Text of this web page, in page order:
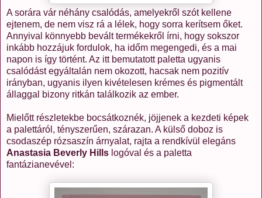
A sorára vár néhány csalódás, amelyekről szót kellene
ejtenem, de nem visz rá a lélek, hogy sorra kerítsem őket.
Annyival könnyebb bevált termékekről írni, hogy sokszor
inkább hozzájuk fordulok, ha időm megengedi, és a mai
napon is így történt. Az itt bemutatott paletta ugyanis
csalódást egyáltalán nem okozott, hacsak nem pozitív
irányban, ugyanis ilyen kivételesen krémes és pigmentált
állaggal bizony ritkán találkozik az ember.
Mielőtt részletekbe bocsátkoznék, jöjjenek a kezdeti képek
a palettáról, tényszerűen, szárazan. A külső doboz is
csodaszép rózsaszín árnyalat, rajta a rendkívül elegáns
Anastasia Beverly Hills logóval és a paletta
fantázianevével: